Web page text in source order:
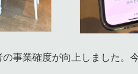
事業確度が向上しました